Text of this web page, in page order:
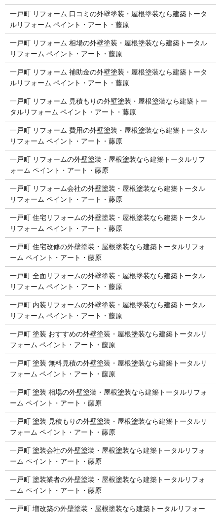
一戸町 リフォーム 口コミの外壁塗装・屋根塗装なら建築トータ
ルリフォーム ペイント・アート・藤原
一戸町 リフォーム 相場の外壁塗装・屋根塗装なら建築トータル
リフォーム ペイント・アート・藤原
一戸町 リフォーム 補助金の外壁塗装・屋根塗装なら建築トータ
ルリフォーム ペイント・アート・藤原
一戸町 リフォーム 見積もりの外壁塗装・屋根塗装なら建築トー
タルリフォーム ペイント・アート・藤原
一戸町 リフォーム 費用の外壁塗装・屋根塗装なら建築トータル
リフォーム ペイント・アート・藤原
一戸町 リフォームの外壁塗装・屋根塗装なら建築トータルリフ
ォーム ペイント・アート・藤原
一戸町 リフォーム会社の外壁塗装・屋根塗装なら建築トータル
リフォーム ペイント・アート・藤原
一戸町 住宅リフォームの外壁塗装・屋根塗装なら建築トータル
リフォーム ペイント・アート・藤原
一戸町 住宅改修の外壁塗装・屋根塗装なら建築トータルリフォ
ーム ペイント・アート・藤原
一戸町 全面リフォームの外壁塗装・屋根塗装なら建築トータル
リフォーム ペイント・アート・藤原
一戸町 内装リフォームの外壁塗装・屋根塗装なら建築トータル
リフォーム ペイント・アート・藤原
一戸町 塗装 おすすめの外壁塗装・屋根塗装なら建築トータルリ
フォーム ペイント・アート・藤原
一戸町 塗装 無料見積の外壁塗装・屋根塗装なら建築トータルリ
フォーム ペイント・アート・藤原
一戸町 塗装 相場の外壁塗装・屋根塗装なら建築トータルリフォ
ーム ペイント・アート・藤原
一戸町 塗装 見積もりの外壁塗装・屋根塗装なら建築トータルリ
フォーム ペイント・アート・藤原
一戸町 塗装会社の外壁塗装・屋根塗装なら建築トータルリフォ
ーム ペイント・アート・藤原
一戸町 塗装業者の外壁塗装・屋根塗装なら建築トータルリフォ
ーム ペイント・アート・藤原
一戸町 増改築の外壁塗装・屋根塗装なら建築トータルリフォー